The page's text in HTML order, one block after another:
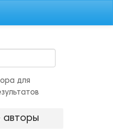
для
авторы